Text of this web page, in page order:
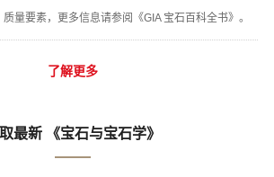
量要素，更多信息请参阅《GIA 宝石百科全书》。
了解更多
最新 《宝石与宝石学》